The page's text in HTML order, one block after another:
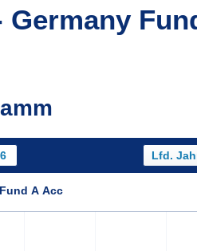
A Acc